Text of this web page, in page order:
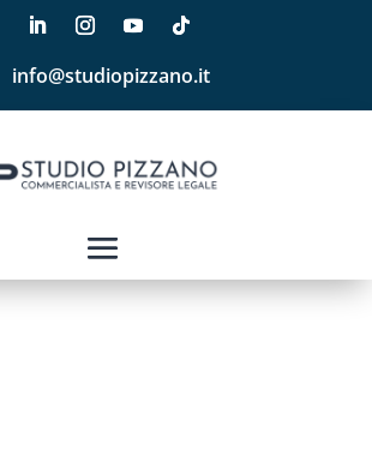
info@studiopizzano.it